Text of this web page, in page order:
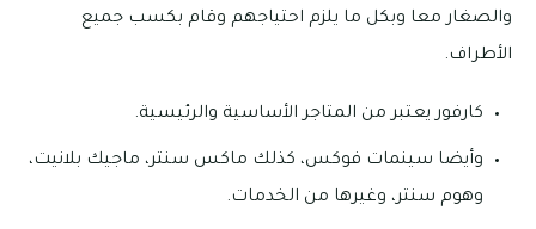
والصغار معا وبكل ما يلزم احتياجهم وقام بكسب جميع
الأطراف.
كارفور يعتبر من المتاجر الأساسية والرئيسية.
وأيضا سينمات فوكس، كذلك ماكس سنتر، ماجيك بلانيت،
وهوم سنتر، وغيرها من الخدمات.